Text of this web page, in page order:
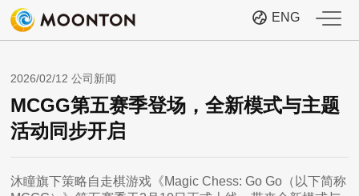
ENG
2026/02/12 公司新闻
MCGG第五赛季登场，全新模式与主题
活动同步开启
沐瞳旗下策略自走棋游戏《Magic Chess: Go Go（以下简称